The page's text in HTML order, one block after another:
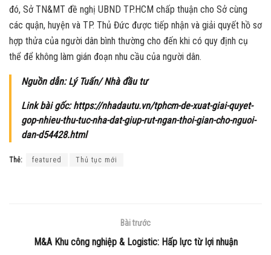
đó, Sở TN&MT đề nghị UBND TP.HCM chấp thuận cho Sở cùng
các quận, huyện và TP. Thủ Đức được tiếp nhận và giải quyết hồ sơ
hợp thửa của người dân bình thường cho đến khi có quy định cụ
thể để không làm gián đoạn nhu cầu của người dân.
Nguồn dẫn: Lý Tuấn/ Nhà đầu tư
Link bài gốc: https://nhadautu.vn/tphcm-de-xuat-giai-quyet-
gop-nhieu-thu-tuc-nha-dat-giup-rut-ngan-thoi-gian-cho-nguoi-
dan-d54428.html
Thẻ: featured Thủ tục mới
Bài trước
M&A Khu công nghiệp & Logistic: Hấp lực từ lợi nhuận